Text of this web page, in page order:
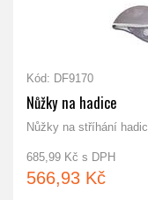
Kód: DF9170
Nůžky na hadice
Nůžky na stříhání hadic
685,99 Kč s DPH
566,93 Kč